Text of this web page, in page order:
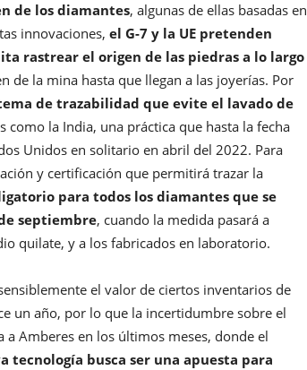
de los diamantes, algunas de ellas basadas en
innovaciones, el G-7 y la UE pretenden
rastrear el origen de las piedras a lo largo
de la mina hasta que llegan a las joyerías. Por
de trazabilidad que evite el lavado de
como la India, una práctica que hasta la fecha
Unidos en solitario en abril del 2022. Para
y certificación que permitirá trazar la
para todos los diamantes que se
septiembre, cuando la medida pasará a
quilate, y a los fabricados en laboratorio.
el valor de ciertos inventarios de
un año, por lo que la incertidumbre sobre el
Amberes en los últimos meses, donde el
tecnología busca ser una apuesta para